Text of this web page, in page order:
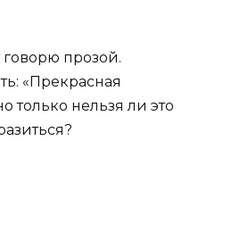
говорю прозой.
«Прекрасная
только нельзя ли это